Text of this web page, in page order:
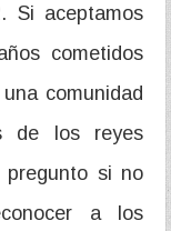
Si aceptamos
cometidos
comunidad
de los reyes
pregunto si no
a los